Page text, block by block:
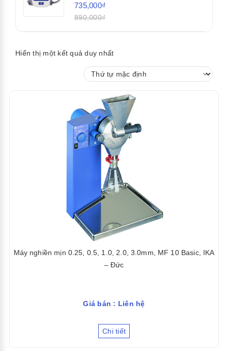
735,000₫
890,000₫
Hiển thị một kết quả duy nhất
Máy nghiền mịn 0.25, 0.5, 1.0, 2.0, 3.0mm, MF 10 Basic, IKA
– Đức
Giá bán : Liên hệ
Chi tiết